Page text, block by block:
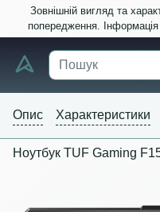
Зовнішній вигляд та
попередження.
Опис Характеристики
Ноутбук TUF Gaming